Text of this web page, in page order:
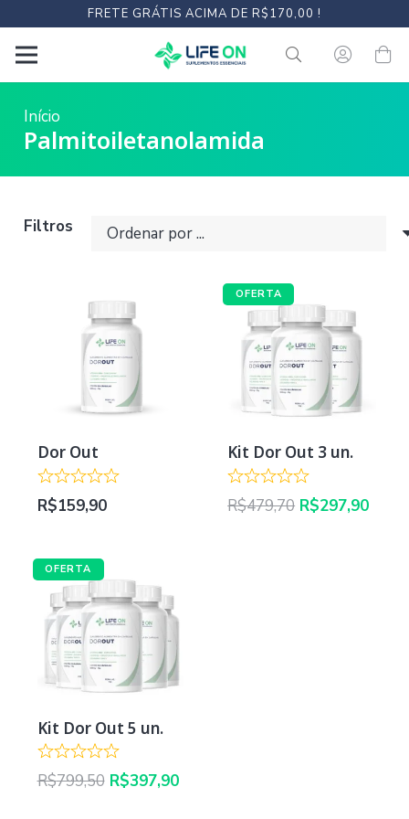
FRETE GRÁTIS ACIMA DE R$170,00 !
Início
Palmitoiletanolamida
Filtros
Dor Out
R$159,90
OFERTA
Kit Dor Out 3 un.
R$479,70 O
R$297,90O
OFERTA
Kit Dor Out 5 un.
R$799,50 O
R$397,90O